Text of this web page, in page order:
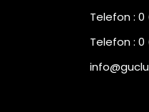
Telefon :
Telefon : 0